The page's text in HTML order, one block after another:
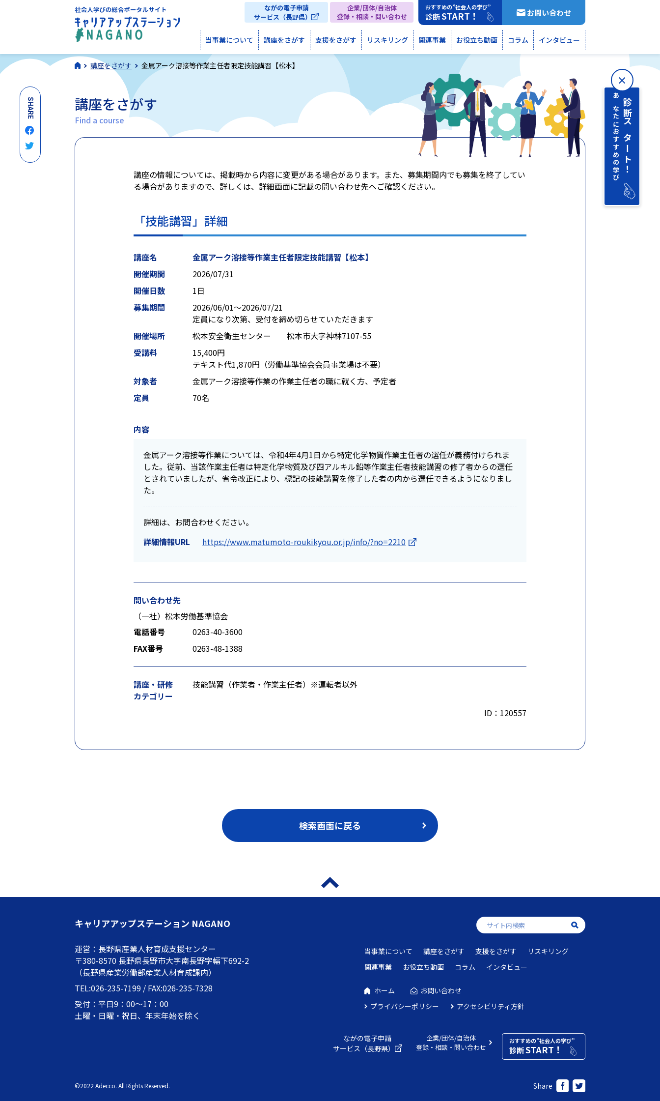
当事業について 講座をさがす 支援をさがす リスキリング 関連事業 お役立ち動画 コラム インタビュー
おすすめの”社会人の学び”
診断START！
企業/団体/自治体
登録・相談・問い合わせ
ながの電子申請
サービス（長野県）
お問い合わせ
講座をさがす 金属アーク溶接等作業主任者限定技能講習【松本】
講座をさがす
Find a course
講座の情報については、掲載時から内容に変更がある場合があります。また、募集期間内でも募集を終了してい
る場合がありますので、詳しくは、詳細画面に記載の問い合わせ先へご確認ください。
「技能講習」詳細
講座名
金属アーク溶接等作業主任者限定技能講習【松本】
開催期間
2026/07/31
開催日数
1日
募集期間
2026/06/01〜2026/07/21
定員になり次第、受付を締め切らせていただきます
開催場所
松本安全衛生センター 松本市大字神林7107-55
受講料
15,400円
テキスト代1,870円（労働基準協会会員事業場は不要）
対象者
金属アーク溶接等作業の作業主任者の職に就く方、予定者
定員
70名
内容
金属アーク溶接等作業については、令和4年4月1日から特定化学物質作業主任者の選任が義務付けられま
した。従前、当該作業主任者は特定化学物質及び四アルキル鉛等作業主任者技能講習の修了者からの選任
とされていましたが、省令改正により、標記の技能講習を修了した者の内から選任できるようになりまし
た。
詳細は、お問合わせください。
詳細情報URL
https://www.matumoto-roukikyou.or.jp/info/?no=2210
問い合わせ先
（一社）松本労働基準協会
電話番号
0263-40-3600
FAX番号
0263-48-1388
講座・研修
カテゴリー
技能講習（作業者・作業主任者）※運転者以外
ID：120557
検索画面に戻る
キャリアアップステーション NAGANO
運営：長野県産業人材育成支援センター
〒380-8570 長野県長野市大字南長野字幅下692-2
（長野県産業労働部産業人材育成課内）
TEL:026-235-7199 / FAX:026-235-7328
受付：平日9：00～17：00
土曜・日曜・祝日、年末年始を除く
当事業について 講座をさがす 支援をさがす
リスキリング
関連事業
お役立ち動画 コラム インタビュー
ホーム
お問い合わせ
プライバシーポリシー
アクセシビリティ方針
ながの電子申請
サービス（長野県）
企業/団体/自治体
登録・相談・問い合わせ
おすすめの”社会人の学び”
診断START！
Share
©2022 Adecco. All Rights Reserved.
SHARE あなたにおすすめの学び診断 スタート！